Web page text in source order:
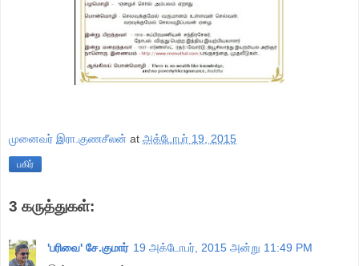
முனைவர் இரா.குணசீலன் at அக்டோபர் 19, 2015
பகிர்
3 கருத்துகள்:
'பரிவை' சே.குமார் 19 அக்டோபர், 2015 அன்று 11:49 PM